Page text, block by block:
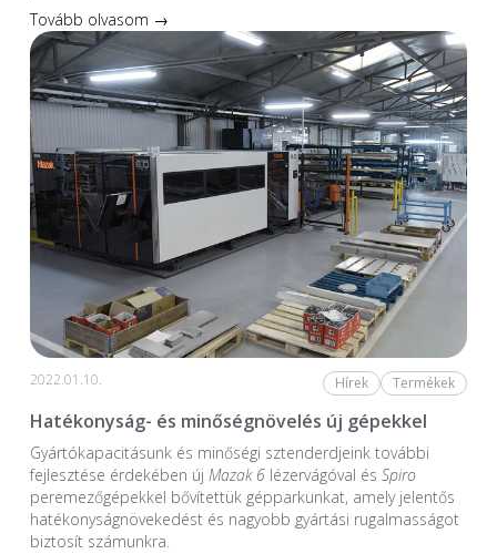
Tovább olvasom →
2022.01.10. Hírek Termékek
Hatékonyság- és minőségnövelés új gépekkel
Gyártókapacitásunk és minőségi sztenderdjeink további
fejlesztése érdekében új Mazak 6lézervágóval és Spiro
peremezőgépekkel bővítettük gépparkunkat, amely jelentős
hatékonyságnövekedést és nagyobb gyártási rugalmasságot
biztosít számunkra.